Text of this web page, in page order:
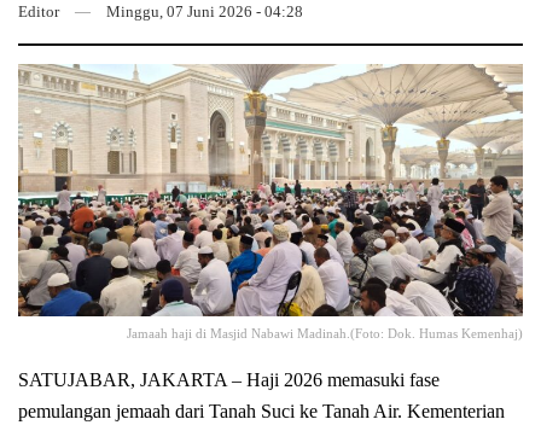
Editor Minggu, 07 Juni 2026 - 04:28
Jamaah haji di Masjid Nabawi Madinah.(Foto: Dok. Humas Kemenhaj)
SATUJABAR, JAKARTA – Haji 2026 memasuki fase
pemulangan jemaah dari Tanah Suci ke Tanah Air. Kementerian